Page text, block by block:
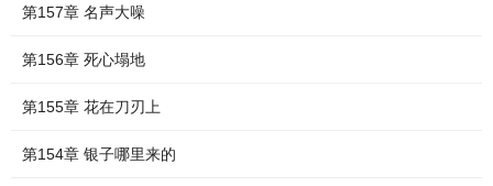
第157章 名声大噪
第156章 死心塌地
第155章 花在刀刃上
第154章 银子哪里来的